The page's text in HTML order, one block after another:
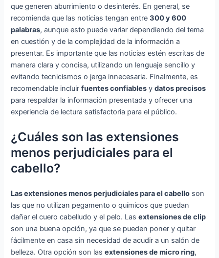
que generen aburrimiento o desinterés. En general, se
recomienda que las noticias tengan entre300 y 600
palabras, aunque esto puede variar dependiendo del tema
en cuestión y de la complejidad de la información a
presentar. Es importante que las noticias estén escritas de
manera clara y concisa, utilizando un lenguaje sencillo y
evitando tecnicismos o jerga innecesaria. Finalmente, es
recomendable incluirfuentes confiables ydatos precisos
para respaldar la información presentada y ofrecer una
experiencia de lectura satisfactoria para el público.
¿Cuáles son las extensiones
menos perjudiciales para el
cabello?
Las extensiones menos perjudiciales para el cabello son
las que no utilizan pegamento o químicos que puedan
dañar el cuero cabelludo y el pelo. Lasextensiones de clip
son una buena opción, ya que se pueden poner y quitar
fácilmente en casa sin necesidad de acudir a un salón de
belleza. Otra opción son lasextensiones de micro ring,